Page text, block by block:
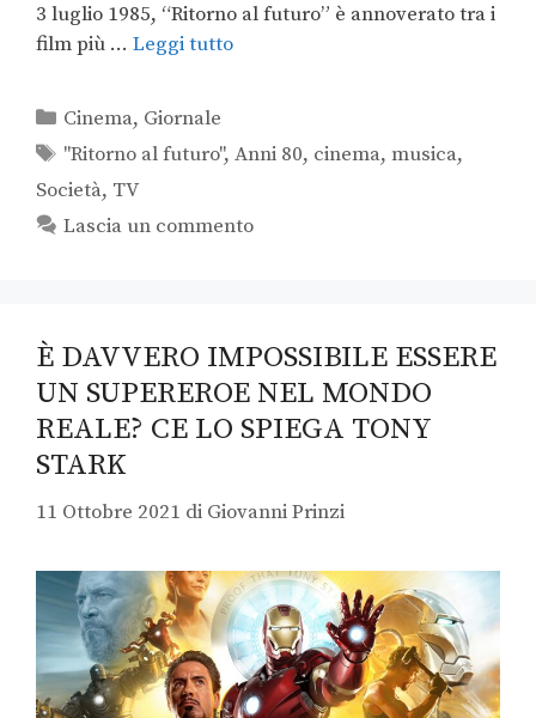
3 luglio 1985, “Ritorno al futuro” è annoverato tra i
film più … Leggi tutto
Cinema, Giornale
"Ritorno al futuro",Anni 80, cinema,musica,
Società, TV
Lascia un commento
È DAVVERO IMPOSSIBILE ESSERE
UN SUPEREROE NEL MONDO
REALE? CE LO SPIEGA TONY
STARK
11 Ottobre 2021 di Giovanni Prinzi